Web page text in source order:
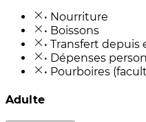
• Nourriture
• Boissons
• Transfert depuis
• Dépenses
• Pourboires
Adulte